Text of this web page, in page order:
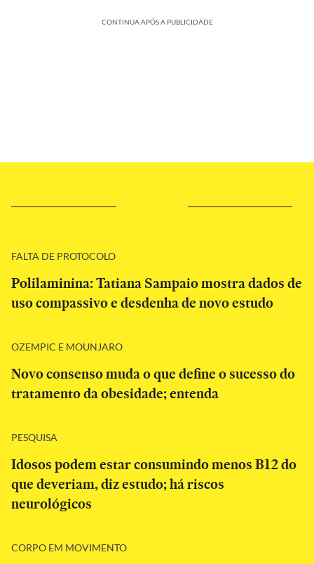
CONTINUA APÓS A PUBLICIDADE
FALTA DE PROTOCOLO
Polilaminina: Tatiana Sampaio mostra dados de
uso compassivo e desdenha de novo estudo
OZEMPIC E MOUNJARO
Novo consenso muda o que define o sucesso do
tratamento da obesidade; entenda
PESQUISA
Idosos podem estar consumindo menos B12 do
que deveriam, diz estudo; há riscos
neurológicos
CORPO EM MOVIMENTO